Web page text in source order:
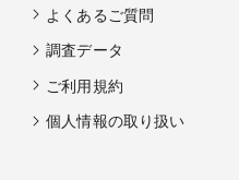
よくあるご質問
調査データ
ご利用規約
個人情報の取り扱い